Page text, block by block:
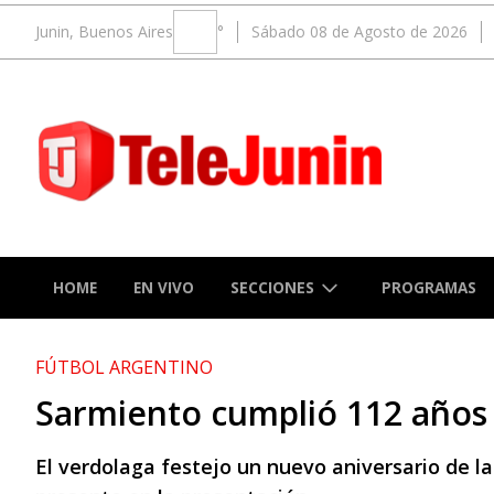
Junin, Buenos Aires ° Sábado 08 de Agosto de 2026
HOME EN VIVO SECCIONES PROGRAMAS
FÚTBOL ARGENTINO
Sarmiento cumplió 112 años
El verdolaga festejo un nuevo aniversario de